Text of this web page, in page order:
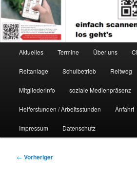
Aktuelles Termine Über uns
Reitanlage Schulbetrieb Reitweg
Mitgliederinfo soziale Medienpräsenz
Helferstunden / Arbeitsstunden Anfahrt
Impressum Datenschutz
Beitragsnavigation
← Vorheriger